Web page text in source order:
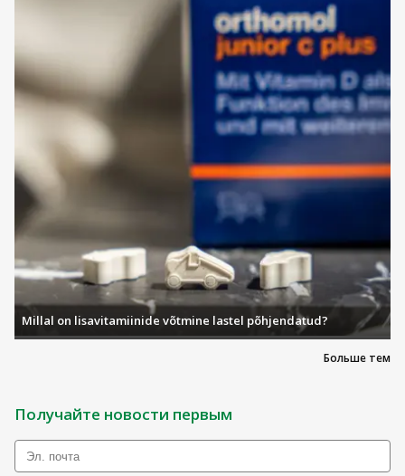
Больше тем
Millal on lisavitamiinide võtmine lastel põhjendatud?
Получайте новости первым